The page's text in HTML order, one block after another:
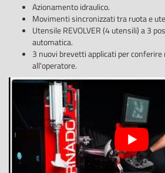
Azionamento idraulico.
Movimenti sincronizzati tra ruota e
Utensile REVOLVER (4 utensili) a 3
automatica.
3 nuovi brevetti applicati per
all'operatore.